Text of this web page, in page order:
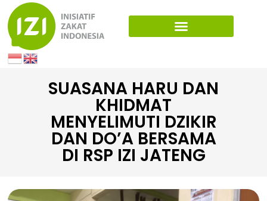
SUASANA HARU DAN
KHIDMAT
MENYELIMUTI DZIKIR
DAN DO’A BERSAMA
DI RSP IZI JATENG